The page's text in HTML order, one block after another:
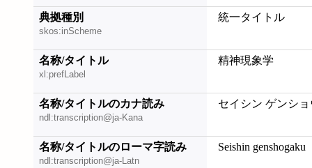
典拠種別
skos:inScheme
統一タイトル
名称/タイトル
xl:prefLabel
精神現象学
名称/タイトルのカナ読み
ndl:transcription@ja-Kana
セイシン ゲンシ
名称/タイトルのローマ字読み
ndl:transcription@ja-Latn
Seishin genshogaku